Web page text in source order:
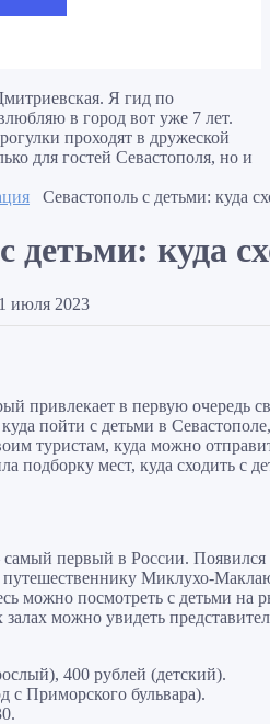
Я гид по
в город вот уже 7 лет.
проходят в дружеской
для гостей Севастополя, но и
Севастополь с детьми: куда
детьми: куда
июля 2023
привлекает в первую очередь
пойти с детьми в
туристам, куда можно
подборку мест, куда сходить с
первый в России. Появился
Миклухо-
можно посмотреть с детьми
залах можно увидеть
400 рублей (детский).
с Приморского бульвара).